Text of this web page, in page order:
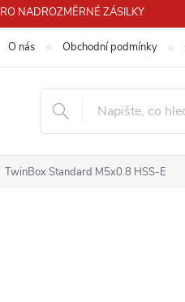
NADROZMĚRNÉ ZÁSILKY
O nás Obchodní podmínky
TwinBox Standard M5x0.8 HSS-E